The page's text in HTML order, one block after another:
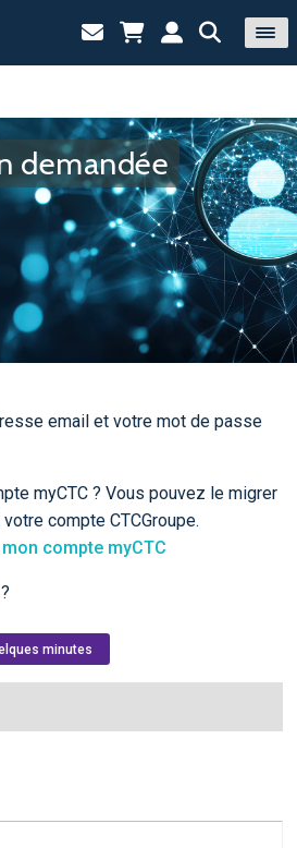
demandée
email et votre mot de passe
myCTC ? Vous pouvez le migrer
compte CTCGroupe.
compte myCTC
minutes